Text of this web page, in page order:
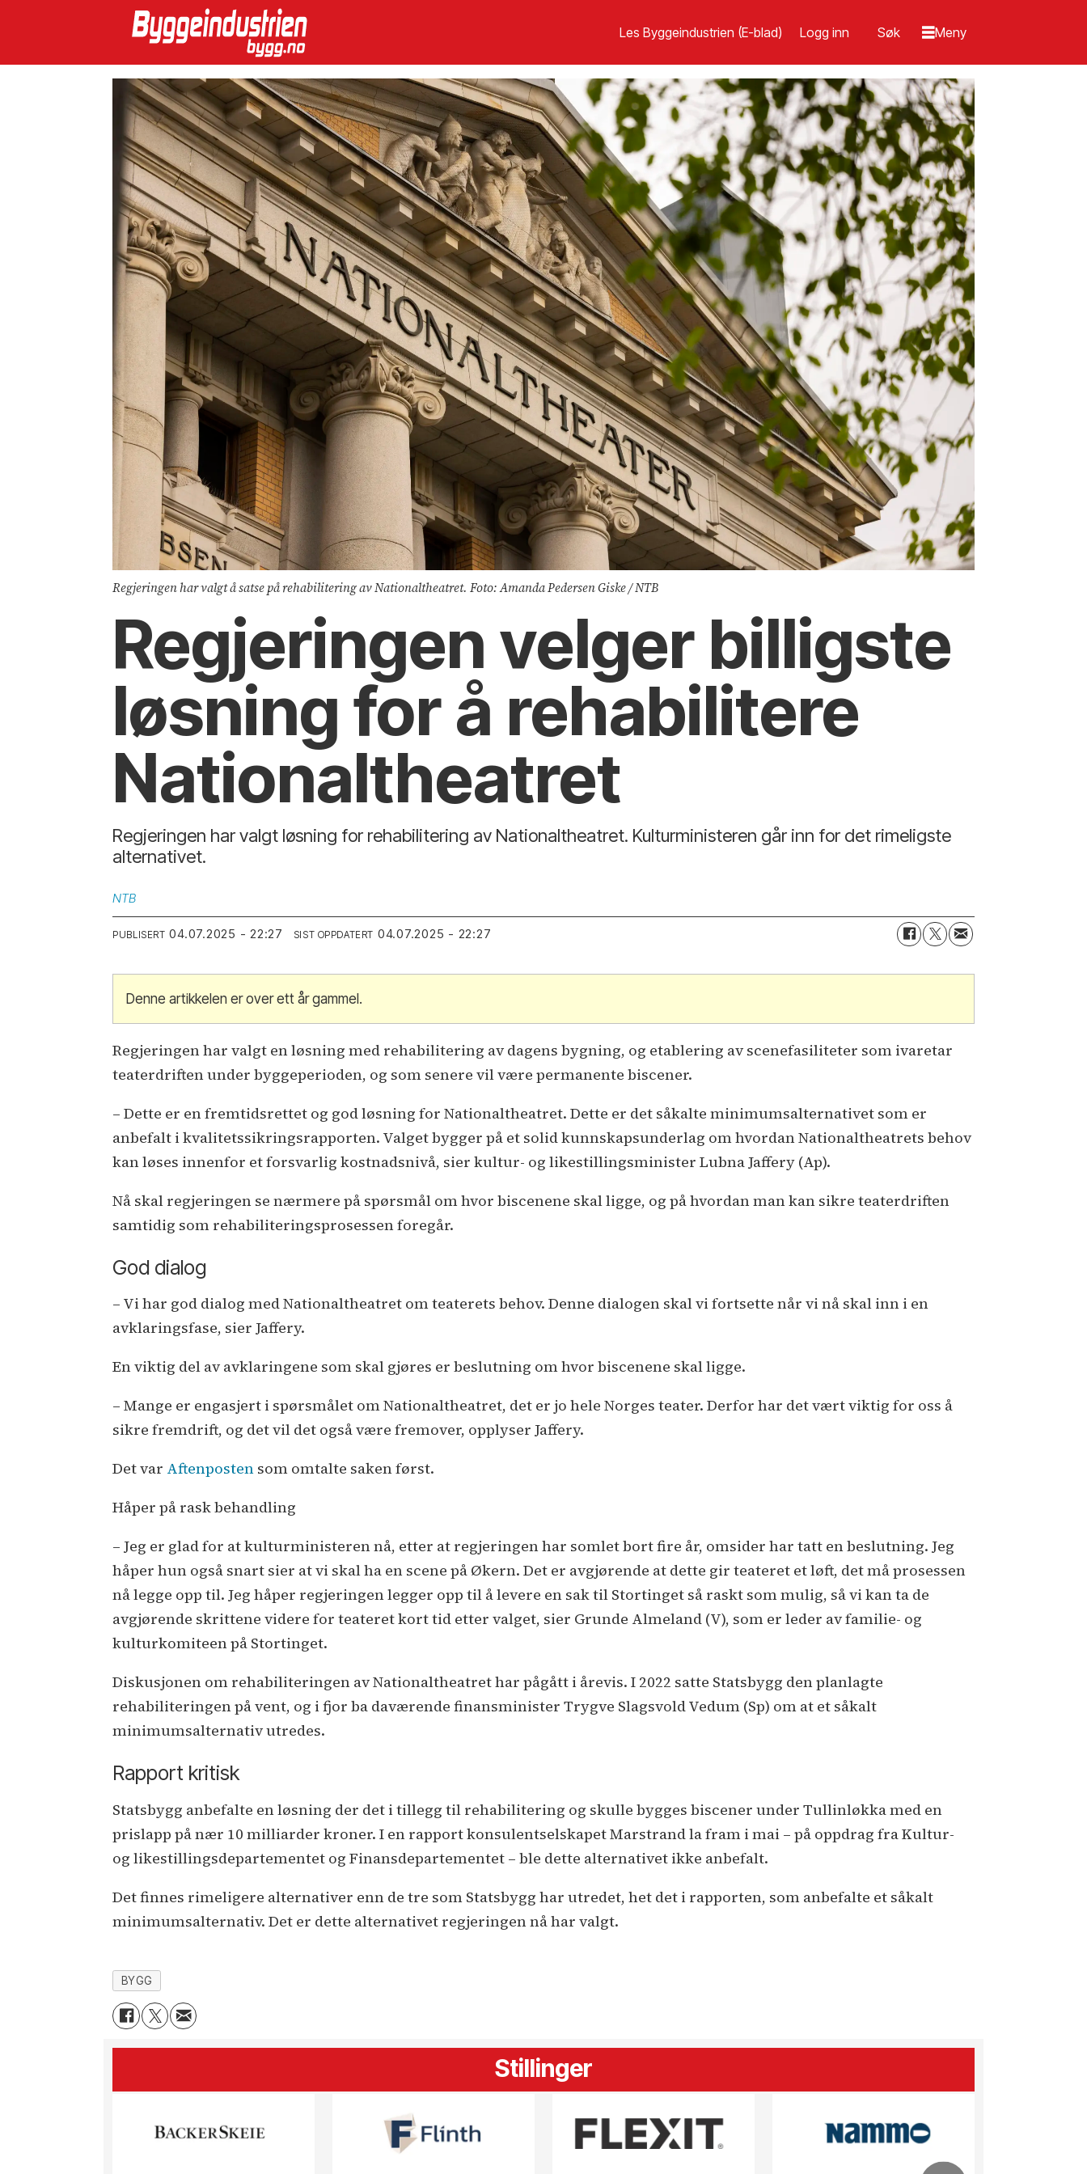
Les Byggeindustrien (E-blad) Logg inn
Regjeringen har valgt å satse på rehabilitering av Nationaltheatret. Foto: Amanda Pedersen Giske / NTB
Regjeringen velger billigste
løsning for å rehabilitere
Nationaltheatret
Regjeringen har valgt løsning for rehabilitering av Nationaltheatret. Kulturministeren går inn for det rimeligste
alternativet.
NTB
PUBLISERT 04.07.2025 - 22:27 SIST OPPDATERT 04.07.2025 - 22:27
Denne artikkelen er over ett år gammel.
Regjeringen har valgt en løsning med rehabilitering av dagens bygning, og etablering av scenefasiliteter som ivaretar
teaterdriften under byggeperioden, og som senere vil være permanente biscener.
– Dette er en fremtidsrettet og god løsning for Nationaltheatret. Dette er det såkalte minimumsalternativet som er
anbefalt i kvalitetssikringsrapporten. Valget bygger på et solid kunnskapsunderlag om hvordan Nationaltheatrets behov
kan løses innenfor et forsvarlig kostnadsnivå, sier kultur- og likestillingsminister Lubna Jaffery (Ap).
Nå skal regjeringen se nærmere på spørsmål om hvor biscenene skal ligge, og på hvordan man kan sikre teaterdriften
samtidig som rehabiliteringsprosessen foregår.
God dialog
– Vi har god dialog med Nationaltheatret om teaterets behov. Denne dialogen skal vi fortsette når vi nå skal inn i en
avklaringsfase, sier Jaffery.
En viktig del av avklaringene som skal gjøres er beslutning om hvor biscenene skal ligge.
– Mange er engasjert i spørsmålet om Nationaltheatret, det er jo hele Norges teater. Derfor har det vært viktig for oss å
sikre fremdrift, og det vil det også være fremover, opplyser Jaffery.
Det var Aftenposten som omtalte saken først.
Håper på rask behandling
– Jeg er glad for at kulturministeren nå, etter at regjeringen har somlet bort fire år, omsider har tatt en beslutning. Jeg
håper hun også snart sier at vi skal ha en scene på Økern. Det er avgjørende at dette gir teateret et løft, det må prosessen
nå legge opp til. Jeg håper regjeringen legger opp til å levere en sak til Stortinget så raskt som mulig, så vi kan ta de
avgjørende skrittene videre for teateret kort tid etter valget, sier Grunde Almeland (V), som er leder av familie- og
kulturkomiteen på Stortinget.
Diskusjonen om rehabiliteringen av Nationaltheatret har pågått i årevis. I 2022 satte Statsbygg den planlagte
rehabiliteringen på vent, og i fjor ba daværende finansminister Trygve Slagsvold Vedum (Sp) om at et såkalt
minimumsalternativ utredes.
Rapport kritisk
Statsbygg anbefalte en løsning der det i tillegg til rehabilitering og skulle bygges biscener under Tullinløkka med en
prislapp på nær 10 milliarder kroner. I en rapport konsulentselskapet Marstrand la fram i mai – på oppdrag fra Kultur-
og likestillingsdepartementet og Finansdepartementet – ble dette alternativet ikke anbefalt.
Det finnes rimeligere alternativer enn de tre som Statsbygg har utredet, het det i rapporten, som anbefalte et såkalt
minimumsalternativ. Det er dette alternativet regjeringen nå har valgt.
BYGG
Stillinger